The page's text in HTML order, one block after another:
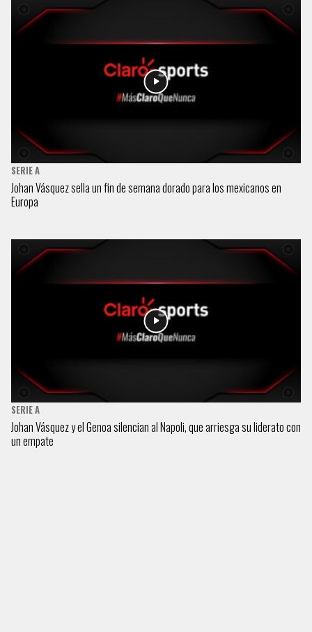
SERIE A
Johan Vásquez sella un fin de semana dorado para los mexicanos en
Europa
SERIE A
Johan Vásquez y el Genoa silencian al Napoli, que arriesga su liderato con
un empate